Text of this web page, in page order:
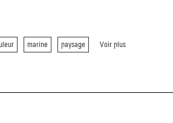
marine paysage Voir plus